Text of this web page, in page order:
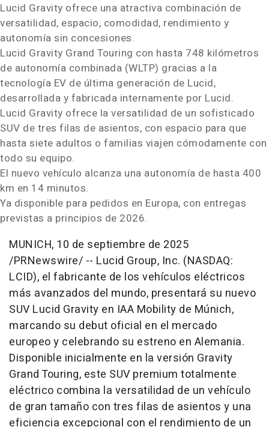
Lucid Gravity ofrece una atractiva combinación de
versatilidad, espacio, comodidad, rendimiento y
autonomía sin concesiones.
Lucid Gravity Grand Touring con hasta 748 kilómetros
de autonomía combinada (WLTP) gracias a la
tecnología EV de última generación de Lucid,
desarrollada y fabricada internamente por Lucid.
Lucid Gravity ofrece la versatilidad de un sofisticado
SUV de tres filas de asientos, con espacio para que
hasta siete adultos o familias viajen cómodamente con
todo su equipo.
El nuevo vehículo alcanza una autonomía de hasta 400
km en 14 minutos.
Ya disponible para pedidos en Europa, con entregas
previstas a principios de 2026.
MUNICH, 10 de septiembre de 2025
/PRNewswire/ -- Lucid Group, Inc. (NASDAQ:
LCID), el fabricante de los vehículos eléctricos
más avanzados del mundo, presentará su nuevo
SUV Lucid Gravity en IAA Mobility de Múnich,
marcando su debut oficial en el mercado
europeo y celebrando su estreno en Alemania.
Disponible inicialmente en la versión Gravity
Grand Touring, este SUV premium totalmente
eléctrico combina la versatilidad de un vehículo
de gran tamaño con tres filas de asientos y una
eficiencia excepcional con el rendimiento de un